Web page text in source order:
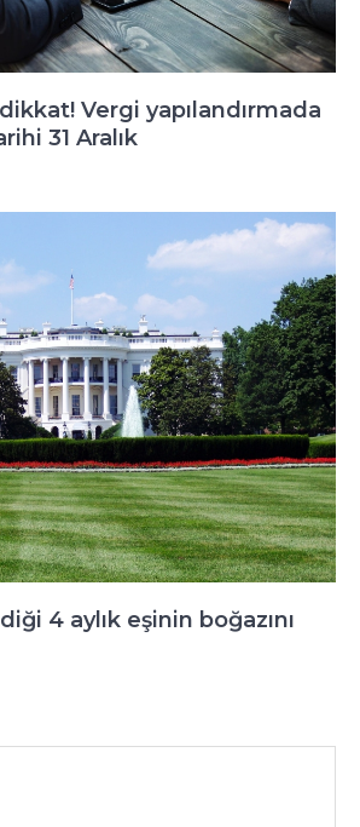
Vergi yapılandırmada
31 Aralık
4 aylık eşinin boğazını